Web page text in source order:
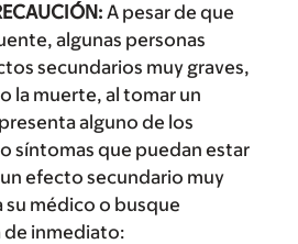
A pesar de que
algunas personas
secundarios muy graves,
la muerte, al tomar un
alguno de los
síntomas que puedan estar
efecto secundario muy
su médico o busque
de inmediato: